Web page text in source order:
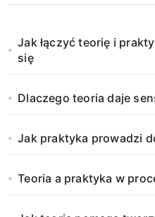
Jak łączyć teorię i
się
Dlaczego teoria daje
Jak praktyka prowadzi
Teoria a praktyka w